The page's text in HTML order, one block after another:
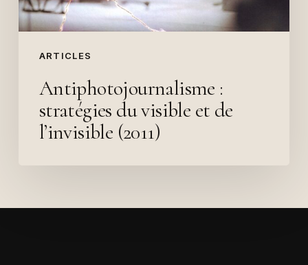
ARTICLES
(2011)
Antiphotojournalisme :
stratégies du visible et de
l’invisible (2011)